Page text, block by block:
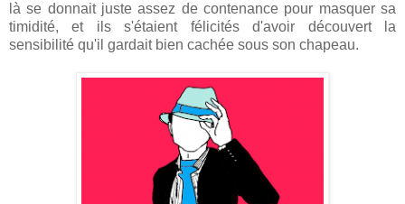
là se donnait juste assez de contenance pour masquer sa
timidité, et ils s'étaient félicités d'avoir découvert la
sensibilité qu'il gardait bien cachée sous son chapeau.